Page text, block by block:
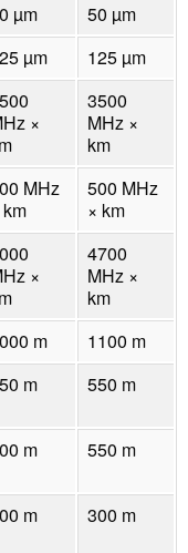
µm
50 µm
µm
125 µm
×
3500
MHz ×
km
MHz
km
500 MHz
× km
×
4700
MHz ×
km
m
1100 m
m 550 m
m 550 m
m 300 m